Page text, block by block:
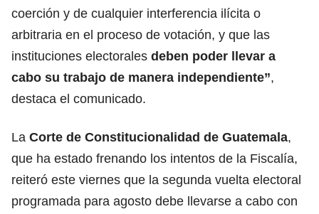
coerción y de cualquier interferencia ilícita o
arbitraria en el proceso de votación, y que las
instituciones electorales deben poder llevar a
cabo su trabajo de manera independiente”,
destaca el comunicado.
La Corte de Constitucionalidad de Guatemala,
que ha estado frenando los intentos de la Fiscalía,
reiteró este viernes que la segunda vuelta electoral
programada para agosto debe llevarse a cabo con